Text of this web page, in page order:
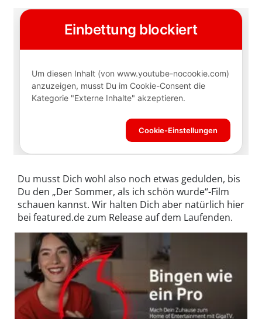
Du musst Dich wohl also noch etwas gedulden, bis
Du den „Der Sommer, als ich schön wurde“-Film
schauen kannst. Wir halten Dich aber natürlich hier
bei featured.de zum Release auf dem Laufenden.